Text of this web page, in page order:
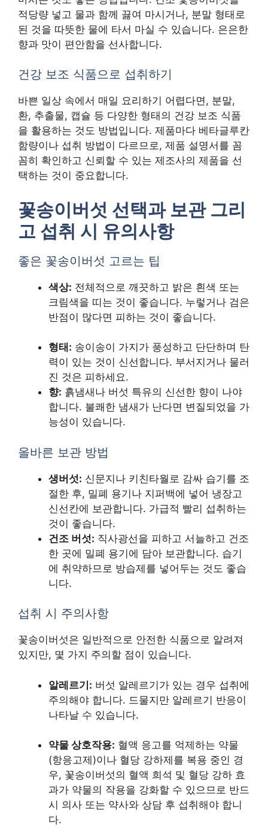
적당량 넣고 물과 함께 끓여 마시거나, 분말 형태로
된 것을 따뜻한 물에 타서 마실 수 있습니다. 은은한
향과 맛이 편안함을 선사합니다.
건강 보조 식품으로 섭취하기
바쁜 일상 속에서 매일 요리하기 어렵다면, 분말,
환, 추출물, 캡슐 등 다양한 형태의 건강 보조 식품
을 활용하는 것도 방법입니다. 제품마다 베타글루칸
함량이나 섭취 방법이 다르므로, 제품 설명서를 꼼
꼼히 확인하고 신뢰할 수 있는 제조사의 제품을 선
택하는 것이 중요합니다.
꽃송이버섯 선택과 보관 그리
고 섭취 시 유의사항
좋은 꽃송이버섯 고르는 팁
색상: 전체적으로 깨끗하고 밝은 흰색 또는
크림색을 띠는 것이 좋습니다. 누렇거나 검은
반점이 많다면 피하는 것이 좋습니다.
형태: 송이송이 가지가 풍성하고 단단하며 탄
력이 있는 것이 신선합니다. 부서지거나 물러
진 것은 피하세요.
향: 흙냄새나 버섯 특유의 신선한 향이 나야
합니다. 불쾌한 냄새가 난다면 변질되었을 가
능성이 있습니다.
올바른 보관 방법
생버섯: 신문지나 키친타월로 감싸 습기를 조
절한 후, 밀폐 용기나 지퍼백에 넣어 냉장고
신선칸에 보관합니다. 가급적 빨리 섭취하는
것이 좋습니다.
건조 버섯: 직사광선을 피하고 서늘하고 건조
한 곳에 밀폐 용기에 담아 보관합니다. 습기
에 취약하므로 방습제를 넣어두는 것도 좋습
니다.
섭취 시 주의사항
꽃송이버섯은 일반적으로 안전한 식품으로 알려져
있지만, 몇 가지 주의할 점이 있습니다.
알레르기: 버섯 알레르기가 있는 경우 섭취에
주의해야 합니다. 드물지만 알레르기 반응이
나타날 수 있습니다.
약물 상호작용: 혈액 응고를 억제하는 약물
(항응고제)이나 혈당 강하제를 복용 중인 경
우, 꽃송이버섯의 혈액 희석 및 혈당 강하 효
과가 약물의 작용을 강화할 수 있으므로 반드
시 의사 또는 약사와 상담 후 섭취해야 합니
다.